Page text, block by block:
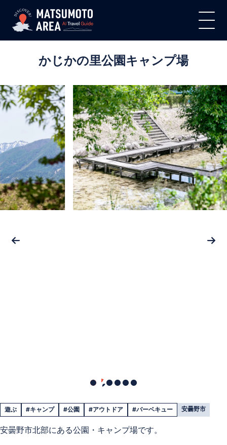
かじかの里公園キャンプ場
遊ぶ #キャンプ #公園 #アウトドア #バーベキュー 安曇野市
安曇野市北部にある公園・キャンプ場です。